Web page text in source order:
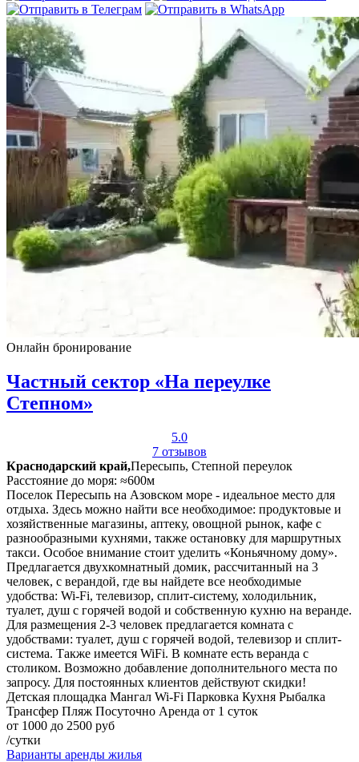
Онлайн бронирование
Частный сектор «На переулке
Степном»
5.0
7 отзывов
Краснодарский край,Пересыпь, Степной переулок
Расстояние до моря: ≈600м
Поселок Пересыпь на Азовском море - идеальное место для
отдыха. Здесь можно найти все необходимое: продуктовые и
хозяйственные магазины, аптеку, овощной рынок, кафе с
разнообразными кухнями, также остановку для маршрутных
такси. Особое внимание стоит уделить «Коньячному дому».
Предлагается двухкомнатный домик, рассчитанный на 3
человек, с верандой, где вы найдете все необходимые
удобства: Wi-Fi, телевизор, сплит-систему, холодильник,
туалет, душ с горячей водой и собственную кухню на веранде.
Для размещения 2-3 человек предлагается комната с
удобствами: туалет, душ с горячей водой, телевизор и сплит-
система. Также имеется WiFi. В комнате есть веранда с
столиком. Возможно добавление дополнительного места по
запросу. Для постоянных клиентов действуют скидки!
Детская площадка Мангал Wi-Fi Парковка Кухня Рыбалка
Трансфер Пляж Посуточно Аренда от 1 суток
от 1000 до 2500 руб
/сутки
Варианты аренды жилья